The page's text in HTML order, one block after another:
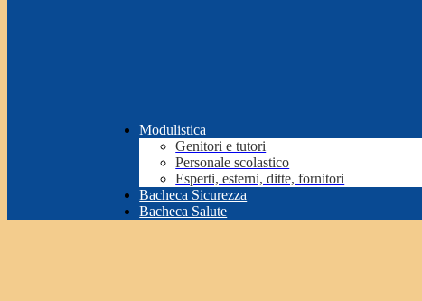
Modulistica
Genitori e tutori
Personale scolastico
Esperti, esterni, ditte, fornitori
Bacheca Sicurezza
Bacheca Salute